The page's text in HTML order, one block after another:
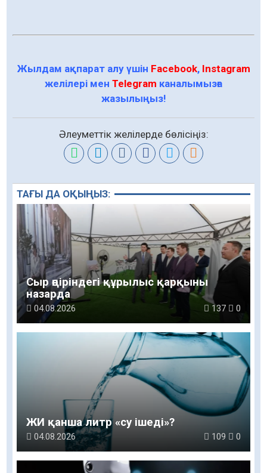
Жылдам ақпарат алу үшін Facebook, Instagram
желілері мен Telegram каналымызға
жазылыңыз!
Әлеуметтік желілерде бөлісіңіз:
ТАҒЫ ДА ОҚЫҢЫЗ:
Сыр өңіріндегі құрылыс қарқыны
назарда
04.08.2026 137 0
ЖИ қанша литр «су ішеді»?
04.08.2026 109 0